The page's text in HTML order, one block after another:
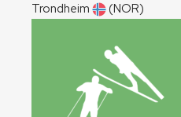
Trondheim
(NOR)